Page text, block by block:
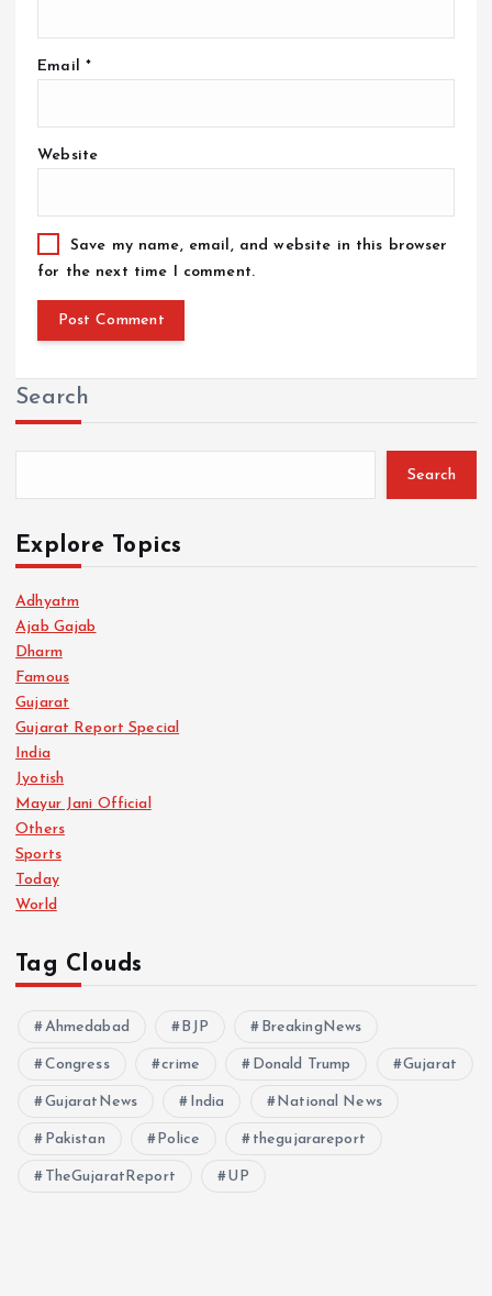
Email *
Website
Save my name, email, and website in this browser
for the next time I comment.
Search
Search
Explore Topics
Adhyatm
Ajab Gajab
Dharm
Famous
Gujarat
Gujarat Report Special
India
Jyotish
Mayur Jani Official
Others
Sports
Today
World
Tag Clouds
Ahmedabad BJP BreakingNews
Congress crime Donald Trump Gujarat
GujaratNews India National News
Pakistan Police thegujarareport
TheGujaratReport UP